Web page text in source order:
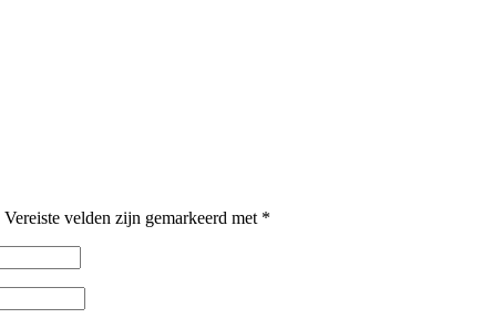
Vereiste velden zijn gemarkeerd met *